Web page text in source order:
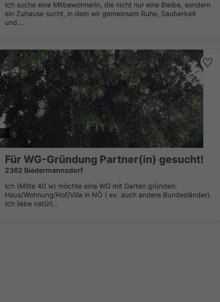
Ich suche eine Mitbewohnerin, die nicht nur eine Bleibe, sondern
ein Zuhause sucht, in dem wir gemeinsam Ruhe, Sauberkeit
und...
Für WG-Gründung Partner(in) gesucht!
2362 Biedermannsdorf
Ich (Mitte 40 w) möchte eine WG mit Garten gründen:
Haus/Wohnung/Hof/Villa in NÖ ( ev. auch andere Bundesländer).
Ich liebe natürl...